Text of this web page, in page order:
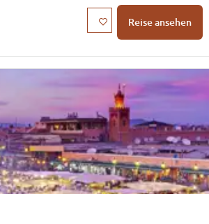
Reise ansehen